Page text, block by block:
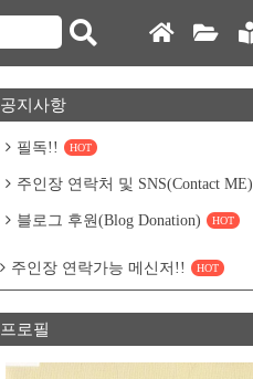
공지사항
필독!! HOT
주인장 연락처 및 SNS(Contact ME)
블로그 후원(Blog Donation) HOT
주인장 연락가능 메신저!! HOT
프로필